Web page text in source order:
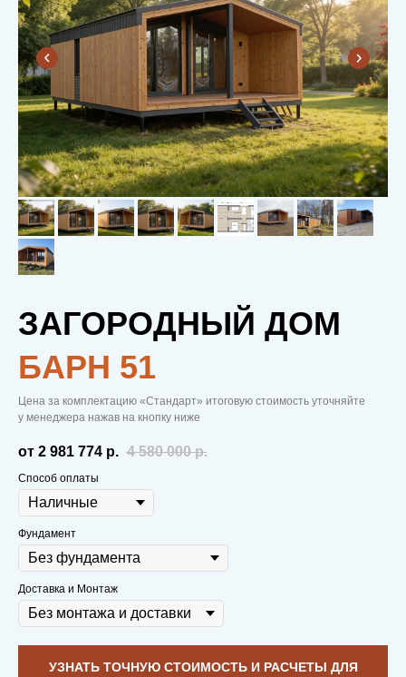
ЗАГОРОДНЫЙ ДОМ
БAРН 51
Цена за комплектацию «Стандарт» итоговую стоимость уточняйте
у менеджера нажав на кнопку ниже
от 2 981 774 р. 4 580 000 р.
Способ оплаты
Фундамент
Доставка и Монтаж
УЗНАТЬ ТОЧНУЮ СТОИМОСТЬ И РАСЧЕТЫ ДЛЯ
С НАМИ ТЕПЛО.
В ОТНОШЕНИЯХ.
И В ДОМЕ.
Вам не нужно копить деньги на первую
выплату.Строительство начинаем
сразу после внесения брони в виде 50
тыс. рублей, чтобы заложить надежный
фундамент еще до постройки дома